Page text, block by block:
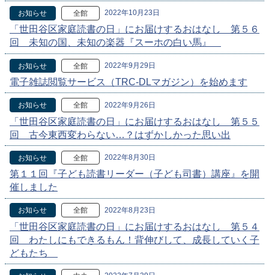
お知らせ 全館 2022年10月23日
「世田谷区家庭読書の日」にお届けするおはなし 第５６
回 未知の国、未知の楽器『スーホの白い馬』
お知らせ 全館 2022年9月29日
電子雑誌閲覧サービス（TRC-DLマガジン）を始めます
お知らせ 全館 2022年9月26日
「世田谷区家庭読書の日」にお届けするおはなし 第５５
回 古今東西変わらない…？はずかしかった思い出
お知らせ 全館 2022年8月30日
第１１回『子ども読書リーダー（子ども司書）講座』を開
催しました
お知らせ 全館 2022年8月23日
「世田谷区家庭読書の日」にお届けするおはなし 第５４
回 わたしにもできるもん！背伸びして、成長していく子
どもたち